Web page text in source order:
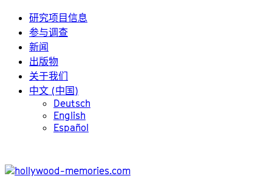
研究项目信息
参与调查
新闻
出版物
关于我们
中文 (中国)
Deutsch
English
Español